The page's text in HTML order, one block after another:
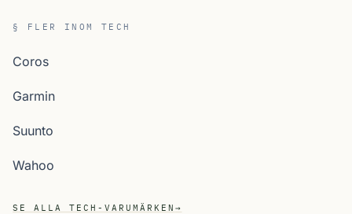
§ FLER INOM TECH
Coros
Garmin
Suunto
Wahoo
SE ALLA TECH-VARUMÄRKEN →